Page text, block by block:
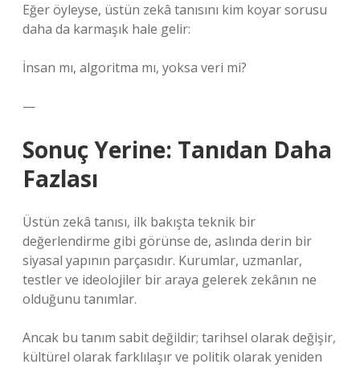
Eğer öyleyse, üstün zekâ tanısını kim koyar sorusu
daha da karmaşık hale gelir:
İnsan mı, algoritma mı, yoksa veri mi?
—
Sonuç Yerine: Tanıdan Daha
Fazlası
Üstün zekâ tanısı, ilk bakışta teknik bir
değerlendirme gibi görünse de, aslında derin bir
siyasal yapının parçasıdır. Kurumlar, uzmanlar,
testler ve ideolojiler bir araya gelerek zekânın ne
olduğunu tanımlar.
Ancak bu tanım sabit değildir; tarihsel olarak değişir,
kültürel olarak farklılaşır ve politik olarak yeniden